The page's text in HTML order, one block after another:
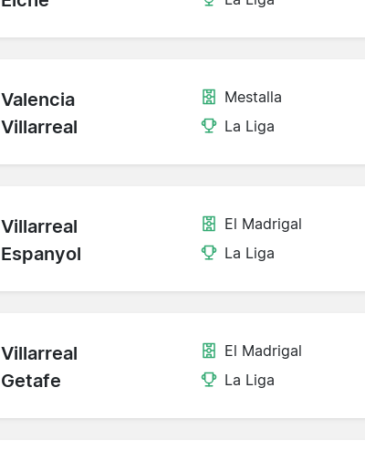
Valencia
Villarreal
Mestalla
La Liga
Villarreal
Espanyol
El Madrigal
La Liga
Villarreal
Getafe
El Madrigal
La Liga